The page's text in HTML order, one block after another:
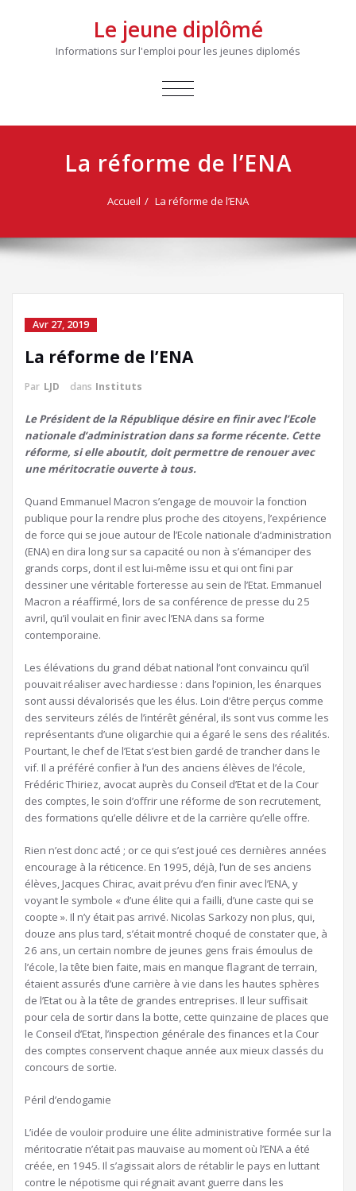
Le jeune diplômé
Informations sur l'emploi pour les jeunes diplomés
AFFICHER/MASQUER
La réforme de l’ENA
Accueil La réforme de l’ENA
Avr 27, 2019
La réforme de l’ENA
Par LJD dans Instituts
Le Président de la République désire en finir avec l’Ecole
nationale d’administration dans sa forme récente. Cette
réforme, si elle aboutit, doit permettre de renouer avec
une méritocratie ouverte à tous.
Quand Emmanuel Macron s’engage de mouvoir la fonction
publique pour la rendre plus proche des citoyens, l’expérience
de force qui se joue autour de l’Ecole nationale d’administration
(ENA) en dira long sur sa capacité ou non à s’émanciper des
grands corps, dont il est lui-même issu et qui ont fini par
dessiner une véritable forteresse au sein de l’Etat. Emmanuel
Macron a réaffirmé, lors de sa conférence de presse du 25
avril, qu’il voulait en finir avec l’ENA dans sa forme
contemporaine.
Les élévations du grand débat national l’ont convaincu qu’il
pouvait réaliser avec hardiesse : dans l’opinion, les énarques
sont aussi dévalorisés que les élus. Loin d’être perçus comme
des serviteurs zélés de l’intérêt général, ils sont vus comme les
représentants d’une oligarchie qui a égaré le sens des réalités.
Pourtant, le chef de l’Etat s’est bien gardé de trancher dans le
vif. Il a préféré confier à l’un des anciens élèves de l’école,
Frédéric Thiriez, avocat auprès du Conseil d’Etat et de la Cour
des comptes, le soin d’offrir une réforme de son recrutement,
des formations qu’elle délivre et de la carrière qu’elle offre.
Rien n’est donc acté ; or ce qui s’est joué ces dernières années
encourage à la réticence. En 1995, déjà, l’un de ses anciens
élèves, Jacques Chirac, avait prévu d’en finir avec l’ENA, y
voyant le symbole « d’une élite qui a failli, d’une caste qui se
coopte ». Il n’y était pas arrivé. Nicolas Sarkozy non plus, qui,
douze ans plus tard, s’était montré choqué de constater que, à
26 ans, un certain nombre de jeunes gens frais émoulus de
l’école, la tête bien faite, mais en manque flagrant de terrain,
étaient assurés d’une carrière à vie dans les hautes sphères
de l’Etat ou à la tête de grandes entreprises. Il leur suffisait
pour cela de sortir dans la botte, cette quinzaine de places que
le Conseil d’Etat, l’inspection générale des finances et la Cour
des comptes conservent chaque année aux mieux classés du
concours de sortie.
Péril d’endogamie
L’idée de vouloir produire une élite administrative formée sur la
méritocratie n’était pas mauvaise au moment où l’ENA a été
créée, en 1945. Il s’agissait alors de rétablir le pays en luttant
contre le népotisme qui régnait avant guerre dans les